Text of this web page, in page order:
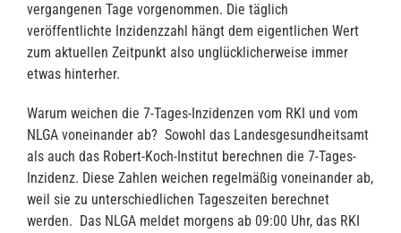
vergangenen Tage vorgenommen. Die täglich
veröffentlichte Inzidenzzahl hängt dem eigentlichen Wert
zum aktuellen Zeitpunkt also unglücklicherweise immer
etwas hinterher.
Warum weichen die 7-Tages-Inzidenzen vom RKI und vom
NLGA voneinander ab? Sowohl das Landesgesundheitsamt
als auch das Robert-Koch-Institut berechnen die 7-Tages-
Inzidenz. Diese Zahlen weichen regelmäßig voneinander ab,
weil sie zu unterschiedlichen Tageszeiten berechnet
werden. Das NLGA meldet morgens ab 09:00 Uhr, das RKI